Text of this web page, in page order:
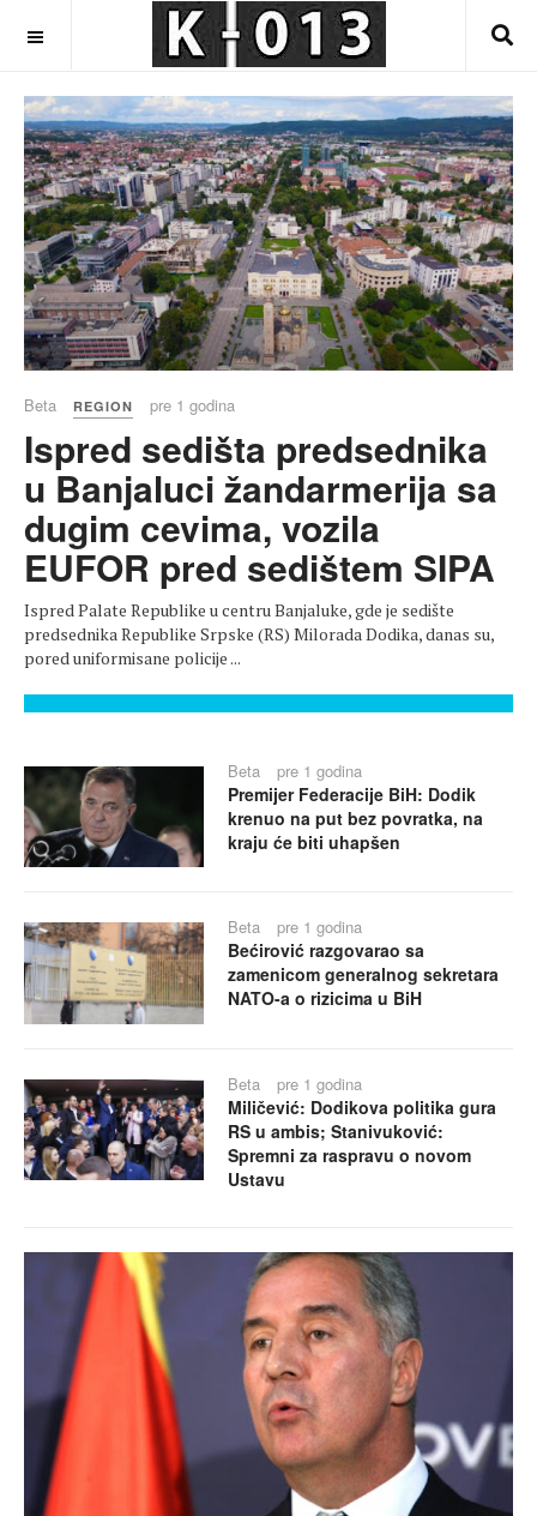
Beta REGION pre 1 godina
Ispred sedišta predsednika
u Banjaluci žandarmerija sa
dugim cevima, vozila
EUFOR pred sedištem SIPA
Ispred Palate Republike u centru Banjaluke, gde je sedište
predsednika Republike Srpske (RS) Milorada Dodika, danas su,
pored uniformisane policije ...
Beta pre 1 godina
Premijer Federacije BiH: Dodik
krenuo na put bez povratka, na
kraju će biti uhapšen
Beta pre 1 godina
Bećirović razgovarao sa
zamenicom generalnog sekretara
NATO-a o rizicima u BiH
Beta pre 1 godina
Miličević: Dodikova politika gura
RS u ambis; Stanivuković:
Spremni za raspravu o novom
Ustavu